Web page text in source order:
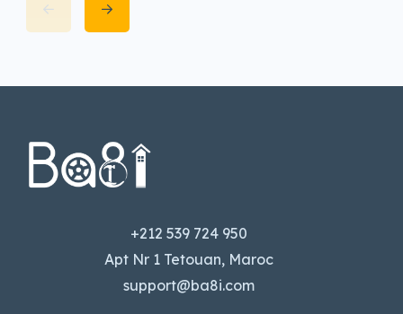
+212 539 724 950
Apt Nr 1 Tetouan, Maroc
support@ba8i.com